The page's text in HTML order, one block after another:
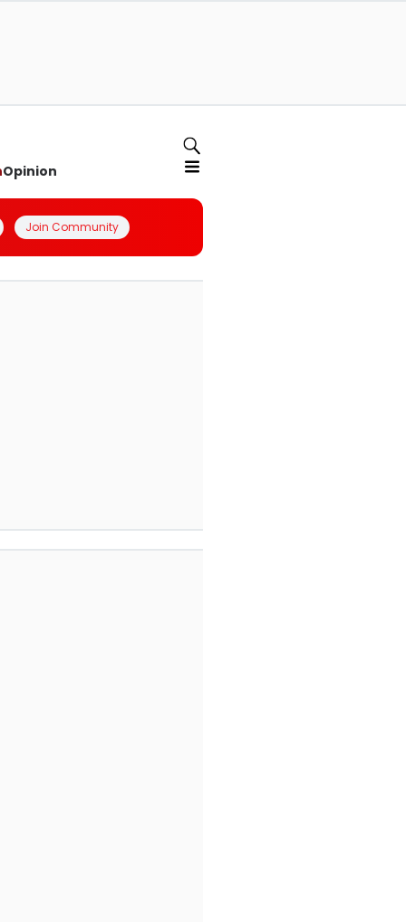
Opinion
Join Community